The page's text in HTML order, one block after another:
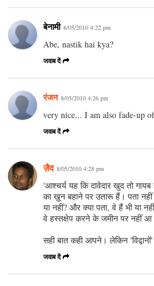
बेनामी 8/05/2010 4:22 pm
Abe, nastik hai kya?
जवाब दें
रंजन 8/05/2010 4:26 pm
very nice... I am also fade-up
जवाब दें
ज़ैद 8/05/2010 4:28 pm
'आश्चर्य यह कि दावेदार खुद तो
का ख़ून बहाने पर उतारू हैं। पता
या नहीं? और क्या पता, वे हैं भी या
वे हस्तक्षेप करने के जमीन पर नहीं आ
सही बात कही आपने। लेकिन
जवाब दें